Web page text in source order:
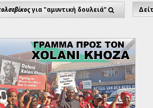
για "αμυντική δουλειά"